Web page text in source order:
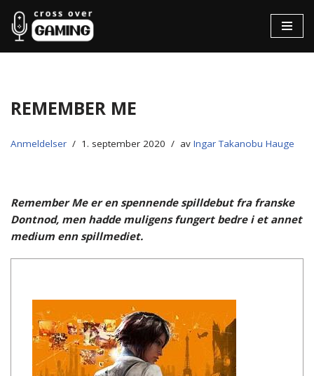
Hopp
til
Remember Me
Anmeldelser 1. september 2020 av Ingar Takanobu Hauge
Remember Me er en spennende spilldebut fra franske
Dontnod, men hadde muligens fungert bedre i et annet
medium enn spillmediet.